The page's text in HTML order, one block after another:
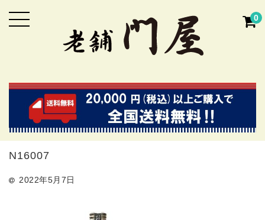
0
N16007
2022年5月7日